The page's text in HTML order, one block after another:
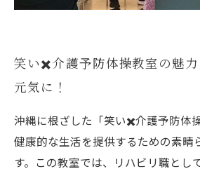
笑い✖️介護予防体操教室の魅
元気に！
沖縄に根ざした「笑い✖️介護予防体
健康的な生活を提供するための素晴
す。この教室では、リハビリ職とし